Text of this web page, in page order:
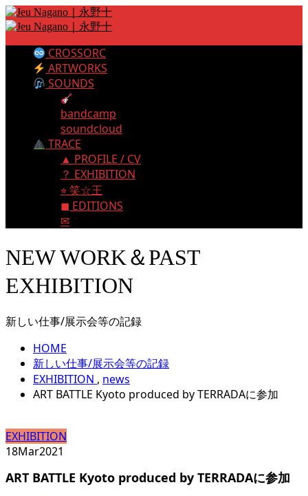
CROSSORC
ARTWORKS
SOUNDS
bandcamp
soundcloud
TRACE
▲ PROFILE / CV
？ EXHIBITION
⭐︎ 笑☆王
◼︎ EDITIONS
✉︎
NEW WORK＆PAST
EXHIBITION
新しい仕事/展示会等の記録
HOME
新しい仕事/展示会等の記録
EXHIBITION , news
ART BATTLE Kyoto produced by TERRADAに参加
EXHIBITION
18Mar2021
ART BATTLE Kyoto produced by TERRADAに参加